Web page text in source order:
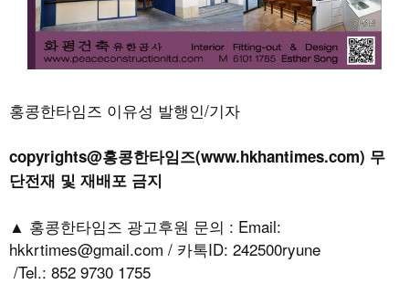
홍콩한타임즈 이유성 발행인/기자
copyrights@홍콩한타임즈(www.hkhantimes.com) 무
단전재 및 재배포 금지
▲ 홍콩한타임즈 광고후원 문의 : Email:
hkkrtimes@gmail.com / 카톡ID: 242500ryune
/Tel.: 852 9730 1755